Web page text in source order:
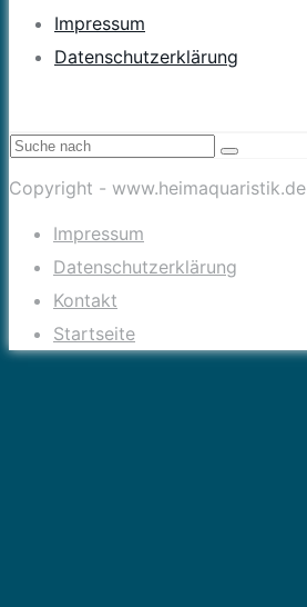
Impressum
Datenschutzerklärung
Copyright - www.heimaquaristik.de
Impressum
Datenschutzerklärung
Kontakt
Startseite